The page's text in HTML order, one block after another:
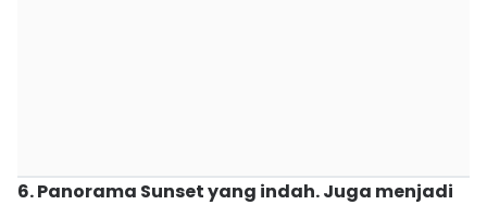
6. Panorama Sunset yang indah. Juga menjadi